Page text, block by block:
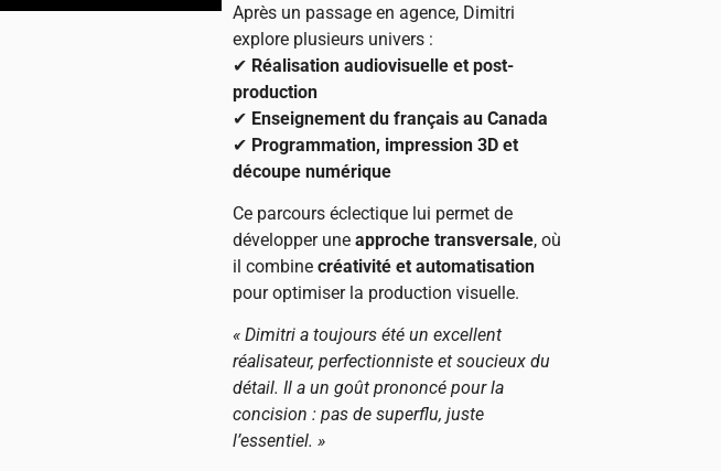
Après un passage en agence, Dimitri
explore plusieurs univers :
✔ Réalisation audiovisuelle et post-
production
✔ Enseignement du français au Canada
✔ Programmation, impression 3D et
découpe numérique
Ce parcours éclectique lui permet de
développer une approche transversale, où
il combine créativité et automatisation
pour optimiser la production visuelle.
« Dimitri a toujours été un excellent
réalisateur, perfectionniste et soucieux du
détail. Il a un goût prononcé pour la
concision : pas de superflu, juste
l’essentiel. »